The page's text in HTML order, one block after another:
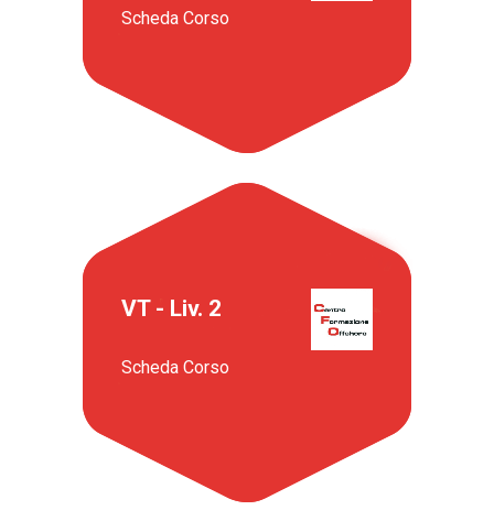
Scheda Corso
VT - Liv. 2
Scheda Corso